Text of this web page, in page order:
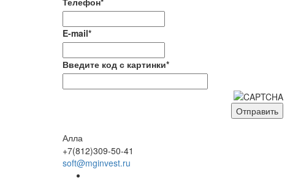
E-mail*
Введите код с картинки*
Алла
+7(812)309-50-41
soft@mginvest.ru